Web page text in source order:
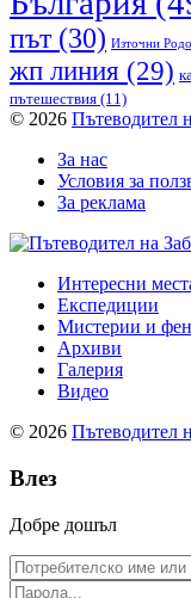
път(30) Източни
жп линия (29)
пътешествия (11)
© 2026 Пътеводител
За нас
Условия за
За реклама
Интересни
Експедиции
Мистерии и
Архиви
Галерия
Видео
© 2026 Пътеводител
Влез
Добре дошъл